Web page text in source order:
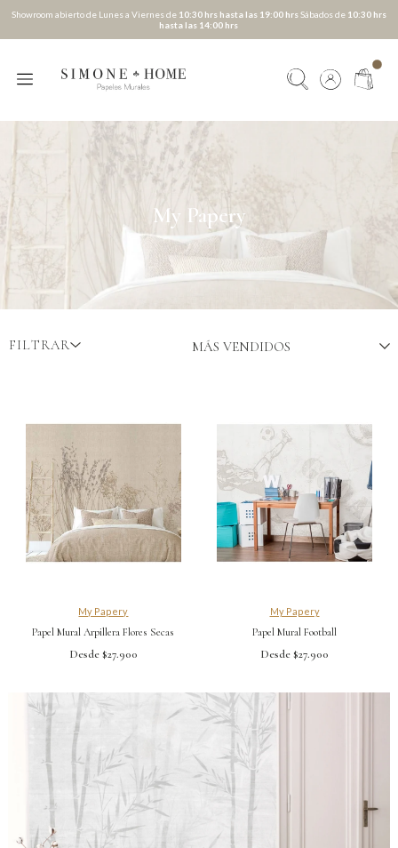
Showroom abierto de Lunes a Viernes de 10:30 hrs hasta las 19:00 hrsSábados de 10:30 hrs
hasta las 14:00 hrs
My Papery
FILTRAR
My Papery
Papel Mural Arpillera Flores Secas
Desde $27.900
My Papery
Papel Mural Football
Desde $27.900